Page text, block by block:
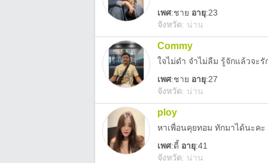
เพศ:ชาย อายุ:23
จังหวัด: น่าน
Commy
ใจไม่ดำ จำไม่ลืม รู้จักแล้วจะรั
เพศ:ชาย อายุ:27
จังหวัด: น่าน
ploy
หาเพื่อนคุยทอม ทักมาได้นะคะ
เพศ:ดี้ อายุ:41
จังหวัด: น่าน